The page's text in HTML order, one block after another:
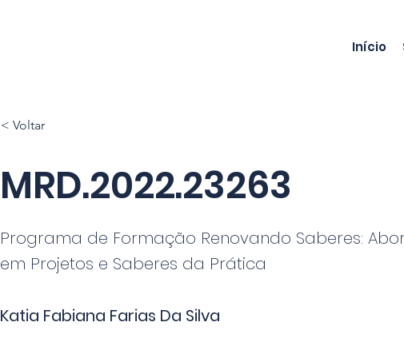
Início
< Voltar
MRD.2022.23263
Programa de Formação Renovando Saberes:
em Projetos e Saberes da Prática
Katia Fabiana Farias Da Silva